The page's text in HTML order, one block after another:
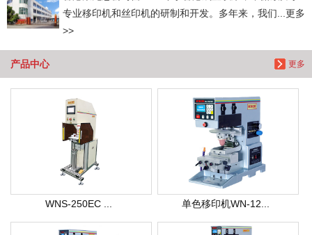
专业移印机和丝印机的研制和开发。多年来，我们...更多
>>
更多
产品中心
WNS-250EC ... 单色移印机WN-12...